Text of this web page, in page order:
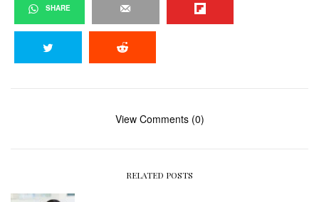
SHARE
View Comments (0)
RELATED POSTS